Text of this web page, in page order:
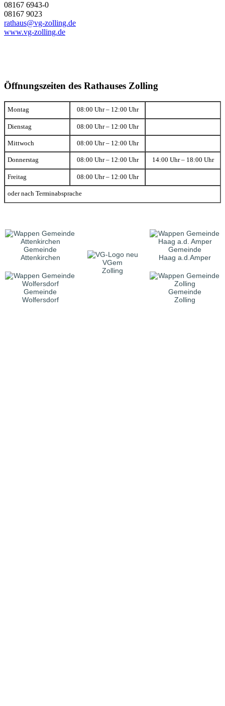
08167 6943-0
08167 9023
rathaus@vg-zolling.de
www.vg-zolling.de
Öffnungszeiten des Rathauses Zolling
Montag 08:00 Uhr – 12:00 Uhr
Dienstag 08:00 Uhr – 12:00 Uhr
Mittwoch 08:00 Uhr – 12:00 Uhr
Donnerstag 08:00 Uhr – 12:00 Uhr 14:00 Uhr – 18:00 Uhr
Freitag 08:00 Uhr – 12:00 Uhr
oder nach Terminabsprache
Gemeinde
Attenkirchen
VGem
Zolling
Gemeinde
Haag a.d.Amper
Gemeinde
Wolfersdorf
Gemeinde
Zolling